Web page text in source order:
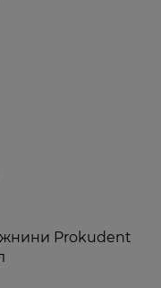
Prokudent